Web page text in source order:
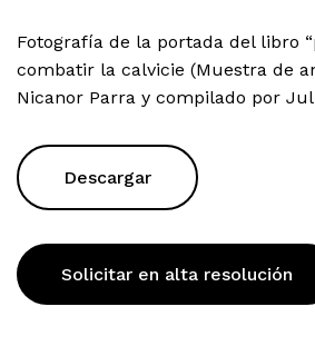
Fotografía de la portada del libro
combatir la calvicie (Muestra de
Nicanor Parra y compilado por
Descargar
Solicitar en alta resolución